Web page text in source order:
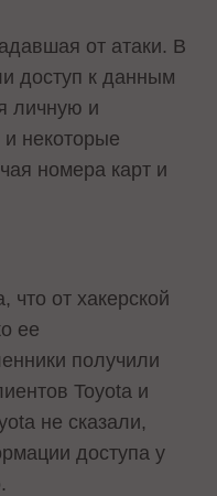
от атаки. В
доступ к данным
личную и
некоторые
номера карт и
что от хакерской
ее
получили
Toyota и
не сказали,
доступа у